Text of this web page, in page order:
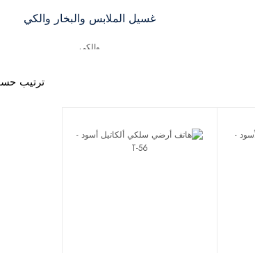
غسيل الملابس والبخار والكي
ترتيب